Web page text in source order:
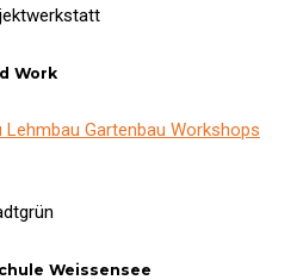
Work
Weissensee